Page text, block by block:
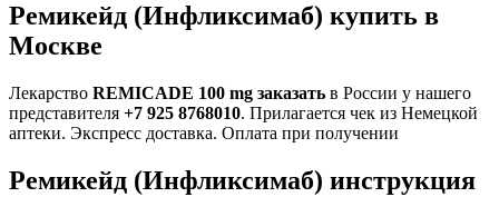
Ремикейд (Инфликсимаб) купить в
Москве
Лекарство REMICADE 100 mg заказать в России у нашего
представителя +7 925 8768010. Прилагается чек из Немецкой
аптеки. Экспресс доставка. Оплата при получении
Ремикейд (Инфликсимаб) инструкция